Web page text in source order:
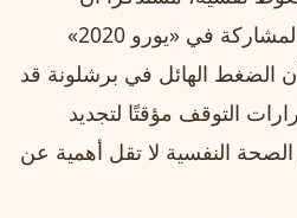
مارتينيز نفسه تخلى عن المشاركة في «يورو 2020»
الضغط الهائل في برشلونة قد
التوقف مؤقتًا لتجديد
الصحة النفسية لا تقل أهمية عن